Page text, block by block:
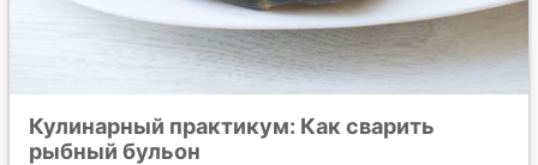
Кулинарный практикум: Как сварить
рыбный бульон